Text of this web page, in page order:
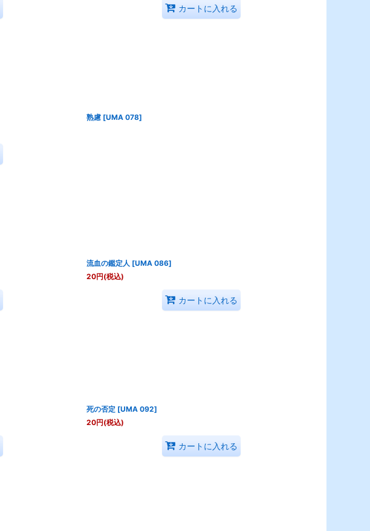
カートに入れる
熟慮 [UMA 078]
流血の鑑定人 [UMA 086]
20円(税込)
カートに入れる
死の否定 [UMA 092]
20円(税込)
カートに入れる